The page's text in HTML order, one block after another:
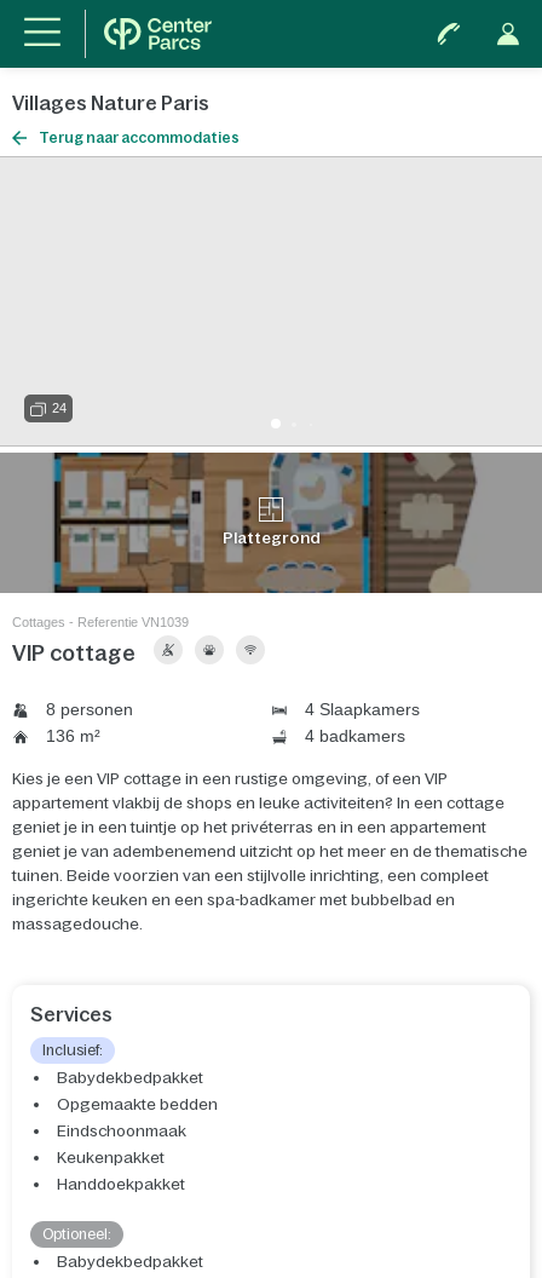
Villages Nature Paris
Terug naar accommodaties
24
Plattegrond
Cottages - Referentie VN1039
VIP cottage
8 personen
4 Slaapkamers
136 m²
4 badkamers
Kies je een VIP cottage in een rustige omgeving, of een VIP
appartement vlakbij de shops en leuke activiteiten? In een cottage
geniet je in een tuintje op het privéterras en in een appartement
geniet je van adembenemend uitzicht op het meer en de thematische
tuinen. Beide voorzien van een stijlvolle inrichting, een compleet
ingerichte keuken en een spa-badkamer met bubbelbad en
massagedouche.
Services
Inclusief:
Babydekbedpakket
Opgemaakte bedden
Eindschoonmaak
Keukenpakket
Handdoekpakket
Optioneel:
Babydekbedpakket